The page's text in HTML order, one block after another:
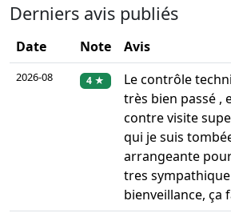
Derniers avis publiés
Date Note Avis
2026-08 4 ★
Le contrôle
très bien passé ,
contre visite
qui je suis
arrangeante
tres
bienveillance, ça